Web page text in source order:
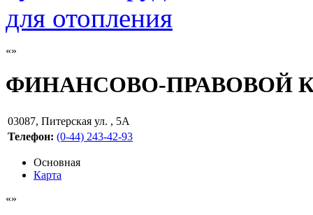
ФИНАНСОВО-ПРАВОВОЙ
03087, Питерская ул. , 5А
Телефон: (0-44) 243-42-93
Основная
Карта